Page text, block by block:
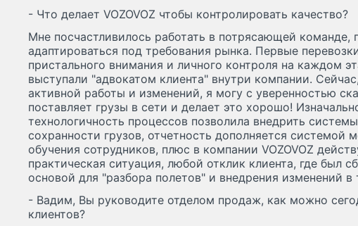
- Что делает VOZOVOZ чтобы контролировать качество?
Мне посчастливилось работать в потрясающей команде,
адаптироваться под требования рынка. Первые
пристального внимания и личного контроля на каждом
выступали "адвокатом клиента" внутри компании.
активной работы и изменений, я могу с уверенностью
поставляет грузы в сети и делает это хорошо!
технологичность процессов позволила внедрить
сохранности грузов, отчетность дополняется системой
обучения сотрудников, плюс в компании VOZOVOZ
практическая ситуация, любой отклик клиента, где был
основой для "разбора полетов" и внедрения изменений в
- Вадим, Вы руководите отделом продаж, как можно
клиентов?